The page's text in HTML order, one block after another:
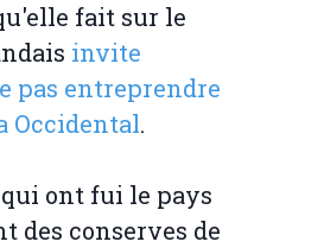
fait sur le
invite
pas entreprendre
Occidental.
ont fui le pays
des conserves de